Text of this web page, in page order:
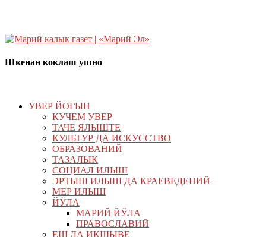
Шкенан коклаш ушно
УВЕР ЙОГЫН
КУЧЕМ УВЕР
ТАЧЕ ЯЛЫШТЕ
КУЛЬТУР ДА ИСКУССТВО
ОБРАЗОВАНИЙ
ТАЗАЛЫК
СОЦИАЛ ИЛЫШ
ЭРТЫШ ИЛЫШ ДА КРАЕВЕДЕНИЙ
МЕР ИЛЫШ
ЙӰЛА
МАРИЙ ЙӰЛА
ПРАВОСЛАВИЙ
ЕШ ДА ИКШЫВЕ